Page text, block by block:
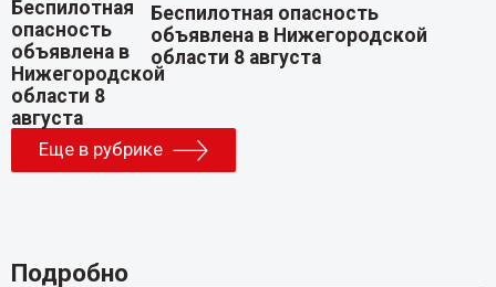
Беспилотная опасность
объявлена в Нижегородской
области 8 августа
Еще в рубрике
Подробно